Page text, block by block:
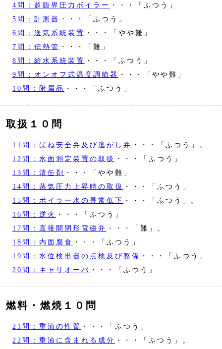
4問：超臨界圧力ボイラー
・・・「ふつう」
5問：計測器
・・・「ふつう」
6問：送気系統装置 ・・・「やや難」
7問：伝熱管
・・・「難」
8問：給水系統装置 ・・・「ふつう」
9問：オンオフ式温度調節器
・・・「やや難」
10問：附属品
・・・「ふつう」
取扱１０問
11問：ばね安全弁及び逃がし弁 ・・・「ふつう」。
12問：水面測定装置の取扱
・・・「ふつう」
13問：清缶剤 ・・・「やや難」
14問：蒸気圧力上昇時の取扱
・・・「ふつう」
15問：ボイラー水の異常低下 ・・・「ふつう」。
16問：逆火
・・・「ふつう」
17問：直接開閉形電磁弁 ・・・「難」。
18問：内面腐食
・・・「ふつう」
19問：水位検出器の点検及び整備 ・・・「ふつう」
20問：キャリオーバ ・・・「ふつう」
燃料・燃焼１０問
21問：重油の性質 ・・・「ふつう」
22問：重油に含まれる成分 ・・・「ふつう」。